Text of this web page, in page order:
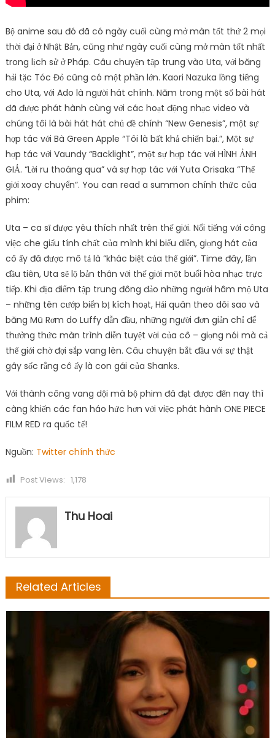
Bộ anime sau đó đã có ngày cuối cùng mở màn tốt thứ 2 mọi
thời đại ở Nhật Bản, cũng như ngày cuối cùng mở màn tốt nhất
trong lịch sử ở Pháp. Câu chuyện tập trung vào Uta, với băng
hải tặc Tóc Đỏ cũng có một phần lớn. Kaori Nazuka lồng tiếng
cho Uta, với Ado là người hát chính. Năm trong một số bài hát
đã được phát hành cùng với các hoạt động nhạc video và
chúng tôi là bài hát hát chủ đề chính “New Genesis”, một sự
hợp tác với Bà Green Apple “Tôi là bất khả chiến bại.”, Một sự
hợp tác với Vaundy “Backlight”, một sự hợp tác với HÌNH ẢNH
GIẢ. “Lời ru thoáng qua” và sự hợp tác với Yuta Orisaka “Thế
giới xoay chuyển”. You can read a summon chính thức của
phim:
Uta – ca sĩ được yêu thích nhất trên thế giới. Nổi tiếng với công
việc che giấu tính chất của mình khi biểu diễn, giọng hát của
cô ấy đã được mô tả là “khác biệt của thế giới”. Time đây, lần
đầu tiên, Uta sẽ lộ bản thân với thế giới một buổi hòa nhạc trực
tiếp. Khi địa điểm tập trung đông đảo những người hâm mộ Uta
– những tên cướp biển bị kích hoạt, Hải quân theo dõi sao và
băng Mũ Rơm do Luffy dẫn đầu, những người đơn giản chỉ để
thưởng thức màn trình diễn tuyệt vời của cô – giọng nói mà cả
thế giới chờ đợi sắp vang lên. Câu chuyện bắt đầu với sự thật
gây sốc rằng cô ấy là con gái của Shanks.
Với thành công vang dội mà bộ phim đã đạt được đến nay thì
càng khiến các fan háo hức hơn với việc phát hành ONE PIECE
FILM RED ra quốc tế!
Nguồn: Twitter chính thức
Post Views: 1,178
Thu Hoai
Related Articles